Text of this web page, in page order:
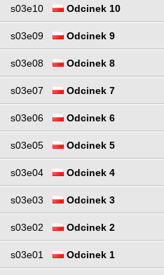
s03e10 Odcinek 10
s03e09 Odcinek 9
s03e08 Odcinek 8
s03e07 Odcinek 7
s03e06 Odcinek 6
s03e05 Odcinek 5
s03e04 Odcinek 4
s03e03 Odcinek 3
s03e02 Odcinek 2
s03e01 Odcinek 1